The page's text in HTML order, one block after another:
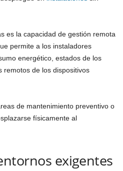
es la capacidad de gestión remota
permite a los instaladores
energético, estados de los
remotos de los dispositivos
de mantenimiento preventivo o
físicamente al
exigentes